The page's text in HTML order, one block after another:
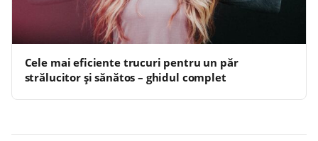
Cele mai eficiente trucuri pentru un păr
strălucitor și sănătos – ghidul complet